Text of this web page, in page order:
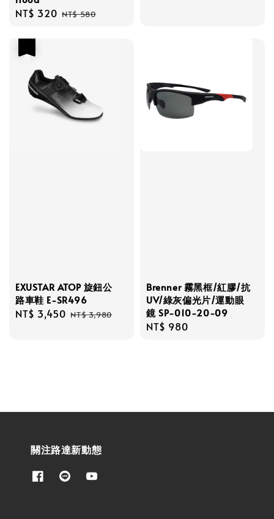
Sale
NT$ 320 Regular
NT$ 580
EXUSTAR ATOP 旋鈕公
路車鞋 E-SR496
Sale
NT$ 3,450 Regular
NT$ 3,980
Brenner 霧黑框/紅膠/抗
UV/綠灰偏光片/運動眼
鏡 SP-010-20-09
Regular
NT$ 980
關注路達新動態